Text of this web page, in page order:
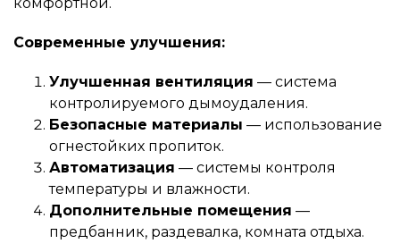
Современные улучшения:
Улучшенная вентиляция — система
контролируемого дымоудаления.
Безопасные материалы — использование
огнестойких пропиток.
Автоматизация — системы контроля
температуры и влажности.
Дополнительные помещения —
предбанник, раздевалка, комната отдыха.